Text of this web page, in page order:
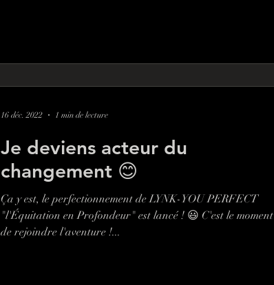
Je deviens acteur du
changement 😊
Ça y est, le perfectionnement de LYNK-YOU PERFECT
"l'Équitation en Profondeur" est lancé ! 😃 C'est le moment
de rejoindre l'aventure !...
16 déc. 2022 1 min de lecture